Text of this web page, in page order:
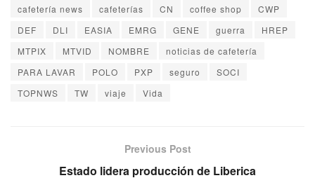
cafetería news
cafeterías CN coffee shop
CWP
DEF
DLI EASIA EMRG GENE guerra
HREP
MTPIX
MTVID NOMBRE
noticias de cafetería
PARA LAVAR
POLO PXP seguro
SOCI
TOPNWS
TW viaje Vida
Previous Post
Estado lidera producción de Liberica